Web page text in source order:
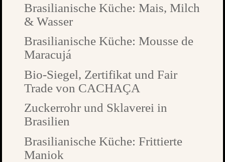
Brasilianische Küche: Mais, Milch
& Wasser
Brasilianische Küche: Mousse de
Maracujá
Bio-Siegel, Zertifikat und Fair
Trade von CACHAÇA
Zuckerrohr und Sklaverei in
Brasilien
Brasilianische Küche: Frittierte
Maniok